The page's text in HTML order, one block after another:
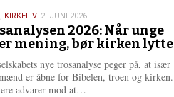
r
e
, KIRKELIV 2. JUNI 2026
2026: Når unge
mening, bør kirken lytte
nye trosanalyse peger på, at især
er åbne for Bibelen, troen og kirken.
advarer mod at…